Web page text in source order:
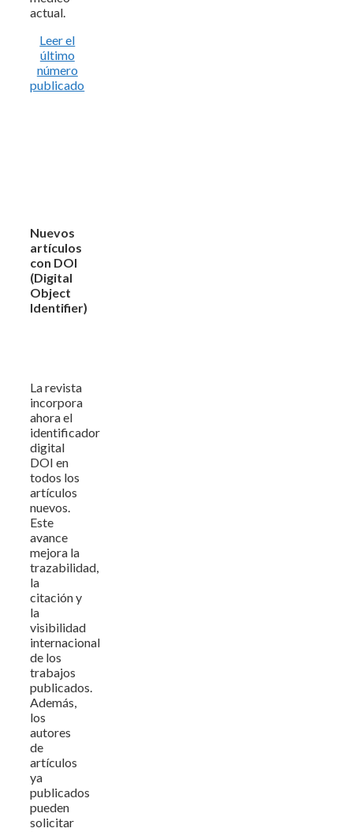
actual.
Leer el
último
número
publicado
Nuevos
artículos
con DOI
(Digital
Object
Identifier)
La revista
incorpora
ahora el
identificador
digital
DOI en
todos los
artículos
nuevos.
Este
avance
mejora la
trazabilidad,
la
citación y
la
visibilidad
internacional
de los
trabajos
publicados.
Además,
los
autores
de
artículos
ya
publicados
pueden
solicitar